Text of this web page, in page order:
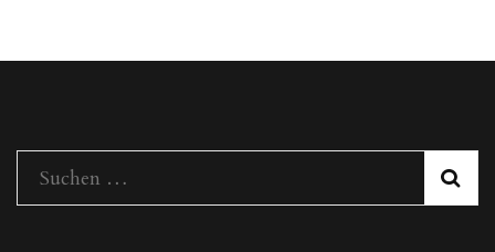
Teil
Suchen
nach: